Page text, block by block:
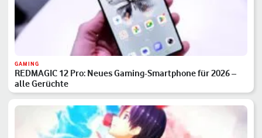
GAMING
REDMAGIC 12 Pro: Neues Gaming-Smartphone für 2026 –
alle Gerüchte